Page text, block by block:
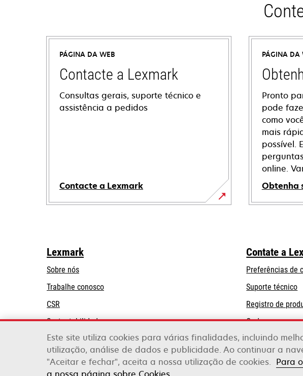
PÁGINA DA WEB
Contacte a Lexmark
Consultas gerais, suporte técnico e
assistência a pedidos
Contacte a Lexmark
PÁGINA DA
Pronto
pode
como
mais
possível.
online.
Obtenha
abre
guia
Lexmark
Sobre nós
Trabalhe conosco
CSR
Sustentabilidade
Parceiros Lexmark
Contate a
Preferências de
Suporte técnico
em
Registro de
Onde comprar
Lexmark International, Inc., uma empresa da Xerox
Este site utiliza cookies para várias finalidades, incluindo
utilização, análise de dados e publicidade. Ao continuar a
"Aceitar e fechar", aceita a nossa utilização de cookies. Para